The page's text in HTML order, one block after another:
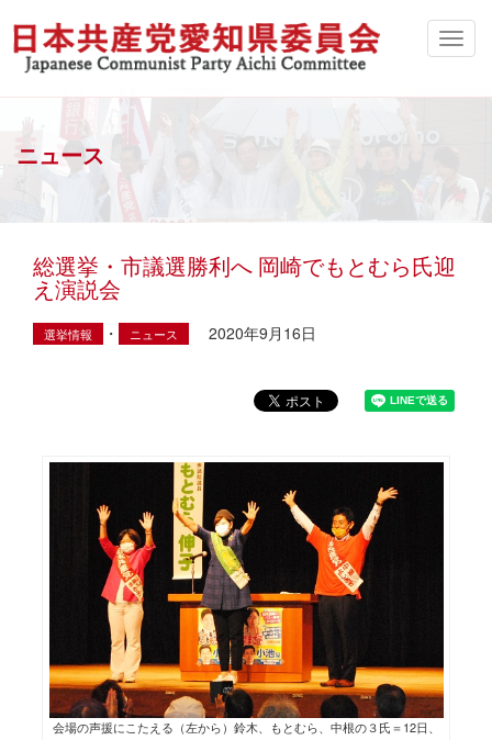
ニュース
総選挙・市議選勝利へ 岡崎でもとむら氏迎
え演説会
選挙情報 ・ ニュース 2020年9月16日
会場の声援にこたえる（左から）鈴木、もとむら、中根の３氏＝12日、